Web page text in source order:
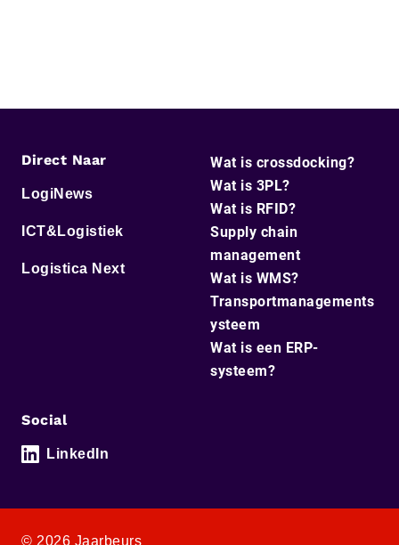
Direct Naar
LogiNews
ICT&Logistiek
Logistica Next
Wat is crossdocking?
Wat is 3PL?
Wat is RFID?
Supply chain
management
Wat is WMS?
Transportmanagements
ysteem
Wat is een ERP-
systeem?
Social
LinkedIn
© 2026 Jaarbeurs